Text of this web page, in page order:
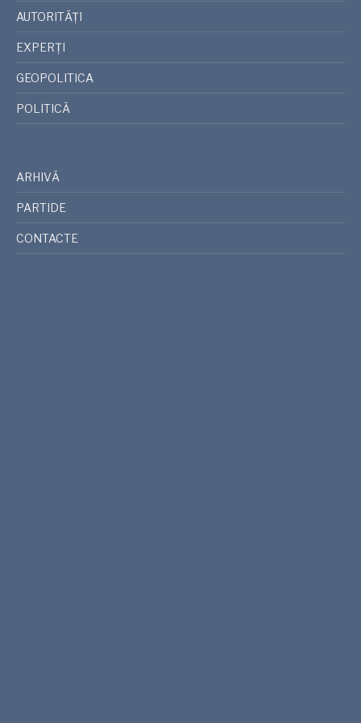
AUTORITĂȚI
EXPERȚI
GEOPOLITICA
POLITICĂ
ARHIVĂ
PARTIDE
CONTACTE